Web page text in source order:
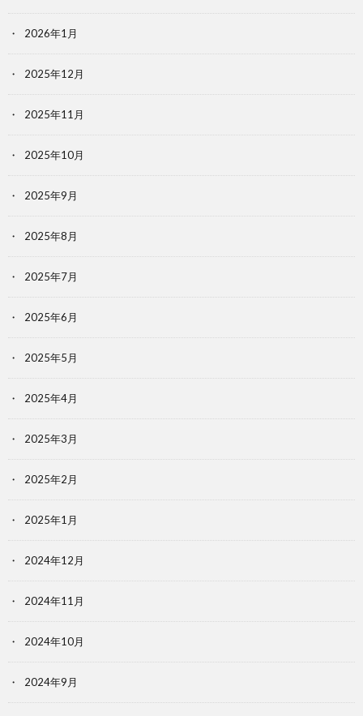
2026年1月
2025年12月
2025年11月
2025年10月
2025年9月
2025年8月
2025年7月
2025年6月
2025年5月
2025年4月
2025年3月
2025年2月
2025年1月
2024年12月
2024年11月
2024年10月
2024年9月